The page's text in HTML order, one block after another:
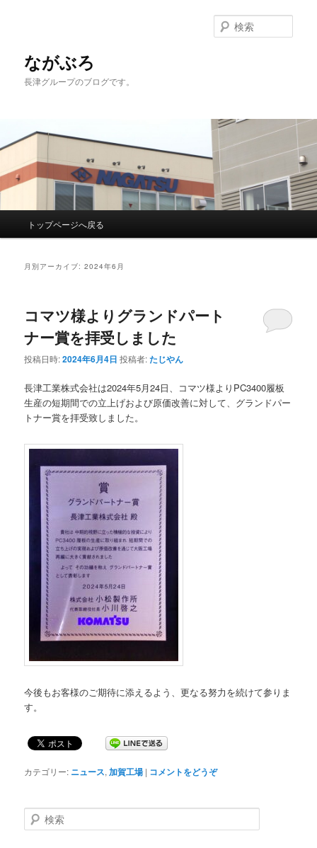
ながぶろ
長津グループのブログです。
索
メ
コ
ン
へ
サ
ン
ツ
移
トップページへ戻る
月別アーカイブ:2024年6月
コマツ様よりグランドパート
ナー賞を拝受しました
投稿日時:2024年6月4日 投稿者:たじやん
長津工業株式会社は2024年5月24日、コマツ様よりPC3400履板
生産の短期間での立上げおよび原価改善に対して、グランドパー
トナー賞を拝受致しました。
今後もお客様のご期待に添えるよう、更なる努力を続けて参りま
す。
カテゴリー: ニュース,加賀工場 | コメントをどうぞ
検
索